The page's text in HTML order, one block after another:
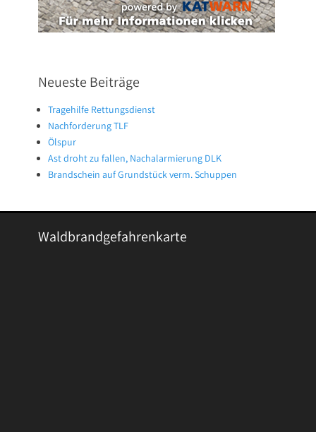
Neueste Beiträge
Tragehilfe Rettungsdienst
Nachforderung TLF
Ölspur
Ast droht zu fallen, Nachalarmierung DLK
Brandschein auf Grundstück verm. Schuppen
Waldbrandgefahrenkarte